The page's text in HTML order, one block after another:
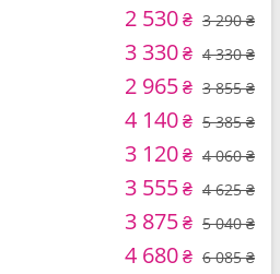
2 530₴ 3 290 ₴
3 330₴ 4 330 ₴
2 965₴ 3 855 ₴
4 140₴ 5 385 ₴
3 120₴ 4 060 ₴
3 555₴ 4 625 ₴
3 875₴ 5 040 ₴
4 680₴ 6 085 ₴